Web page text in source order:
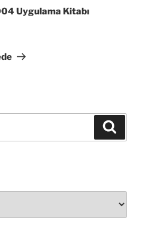
Uygulama Kitabı